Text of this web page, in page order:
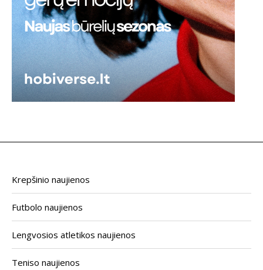
Krepšinio naujienos
Futbolo naujienos
Lengvosios atletikos naujienos
Teniso naujienos